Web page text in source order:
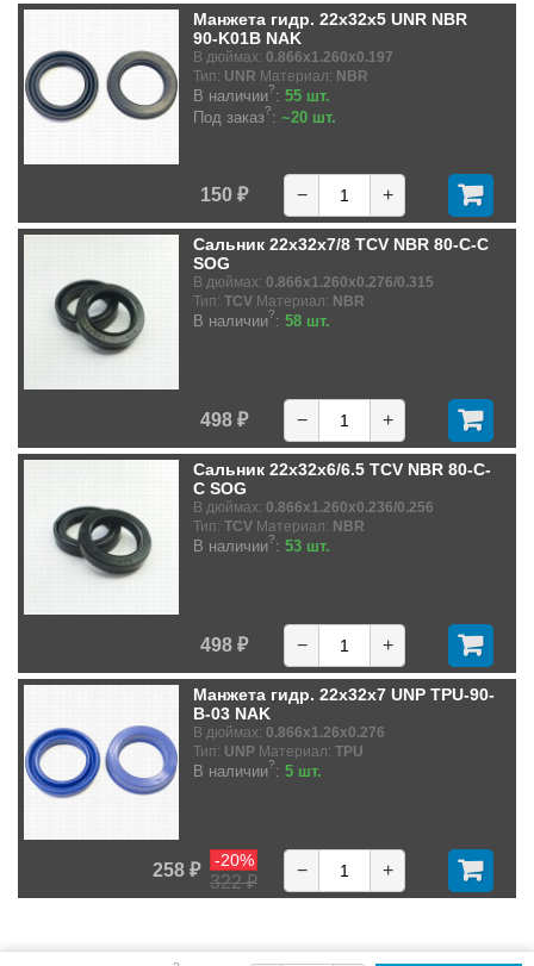
Манжета гидр. 22x32x5 UNR NBR
90-K01B NAK
В дюймах: 0.866x1.260x0.197
Тип: UNR Материал: NBR
В наличии?: 55 шт.
Под заказ?: ~20 шт.
150 ₽ − +
Сальник 22x32x7/8 TCV NBR 80-C-C
SOG
В дюймах: 0.866x1.260x0.276/0.315
Тип: TCV Материал: NBR
В наличии?: 58 шт.
498 ₽ − +
Сальник 22x32x6/6.5 TCV NBR 80-C-
C SOG
В дюймах: 0.866x1.260x0.236/0.256
Тип: TCV Материал: NBR
В наличии?: 53 шт.
498 ₽ − +
Манжета гидр. 22x32x7 UNP TPU-90-
B-03 NAK
В дюймах: 0.866x1.26x0.276
Тип: UNP Материал: TPU
В наличии?: 5 шт.
258 ₽
322 ₽
-20% − +